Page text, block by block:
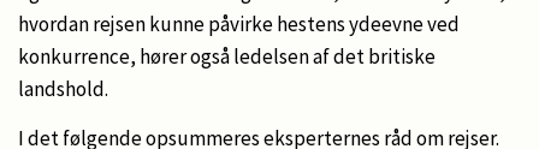
hvordan rejsen kunne påvirke hestens ydeevne ved
konkurrence, hører også ledelsen af det britiske
landshold.
I det følgende opsummeres eksperternes råd om rejser.